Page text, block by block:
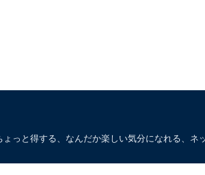
っと得する、なんだか楽しい気分になれる、ネ